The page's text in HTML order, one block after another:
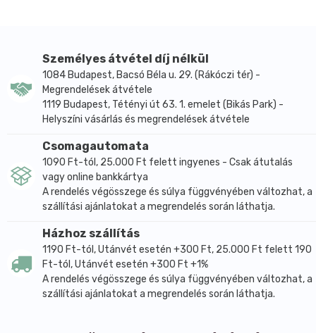
Személyes átvétel díj nélkül
1084 Budapest, Bacsó Béla u. 29. (Rákóczi tér) -
Megrendelések átvétele
1119 Budapest, Tétényi út 63. 1. emelet (Bikás Park) -
Helyszíni vásárlás és megrendelések átvétele
Csomagautomata
1090 Ft-tól, 25.000 Ft felett ingyenes - Csak átutalás
vagy online bankkártya
A rendelés végösszege és súlya függvényében változhat, a
szállítási ajánlatokat a megrendelés során láthatja.
Házhoz szállítás
1190 Ft-tól, Utánvét esetén +300 Ft, 25.000 Ft felett 190
Ft-tól, Utánvét esetén +300 Ft +1%
A rendelés végösszege és súlya függvényében változhat, a
szállítási ajánlatokat a megrendelés során láthatja.